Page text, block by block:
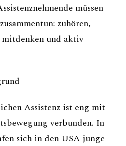
müssen
zuhören,
und aktiv
Assistenz ist eng mit
verbunden. In
sich in den USA junge